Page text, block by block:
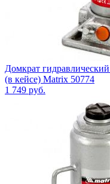
Домкрат
(в кейсе) Matrix 50774
1 749 руб.